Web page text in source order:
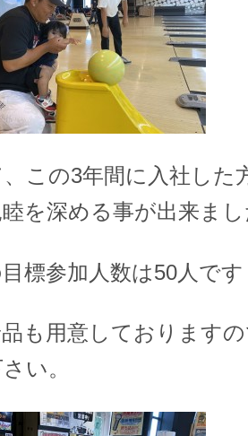
この3年間に入社した
を深める事が出来ま
標参加人数は50人で
も用意しております
い。